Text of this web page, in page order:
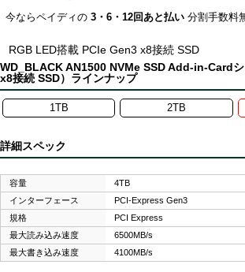
今ならペイディの 3・6・12回あと払い 分割手数料
RGB LED搭載 PCIe Gen3 x8接続 SSD
WD_BLACK AN1500 NVMe SSD Add-in-Card
x8接続 SSD）ラインナップ
1TB 2TB
詳細スペック
容量
4TB
インターフェース
PCI-Express Gen3
規格
PCI Express
最大読み込み速度
6500MB/s
最大書き込み速度
4100MB/s